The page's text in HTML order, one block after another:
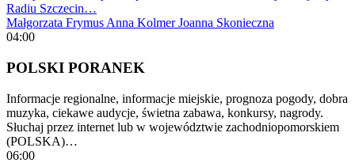
Radiu Szczecin…
Małgorzata Frymus Anna Kolmer Joanna Skonieczna
04:00
POLSKI PORANEK
Informacje regionalne, informacje miejskie, prognoza pogody, dobra
muzyka, ciekawe audycje, świetna zabawa, konkursy, nagrody.
Słuchaj przez internet lub w województwie zachodniopomorskiem
(POLSKA)…
06:00